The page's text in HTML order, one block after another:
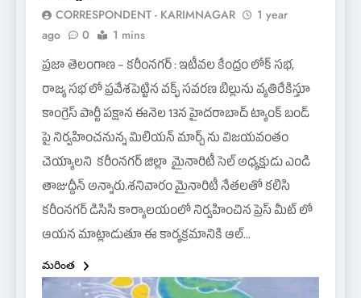
CORRESPONDENT - KARIMNAGAR
1 year
ago
0 1 mins
ప్రజా తెలంగాణ – కరీంనగర్ : ఇటీవల కేంద్రం లోక్ సభ,
రాజ్య సభ లో ప్రవేశపెట్టిన వక్ఫ్ సవరణ బిల్లును వ్యతిరేకిస్తూ
కాంగ్రెస్ పార్టీ పక్షాన ఈనెల 13న హైదరాబాద్ ట్యాంక్ బండ్
పై నిర్వహించనున్న మిలియన్ మార్చ్ ను విజయవంతం
చెయ్యాలని కరీంనగర్ జిల్లా మైనారిటీ సెల్ అధ్యక్షుడు ఎండి
తాజుద్దీన్ అన్నారు.శనివారం మైనారిటీ నేతలతో కలిసి
కరీంనగర్ డిసిసి కార్యాలయంలో నిర్వహించిన ప్రెస్ మీట్ లో
ఆయన మాట్లాడుతూ ఈ కార్యక్రమానికి ఆల్…
మరింత